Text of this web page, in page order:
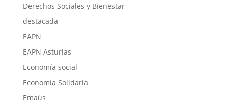
Derechos Sociales y Bienestar
destacada
EAPN
EAPN Asturias
Economía social
Economía Solidaria
Emaús